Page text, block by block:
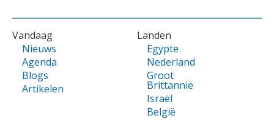
VOET
Vandaag
Nieuws
Agenda
Blogs
Artikelen
Landen
Egypte
Nederland
Groot
Brittannië
Israël
België